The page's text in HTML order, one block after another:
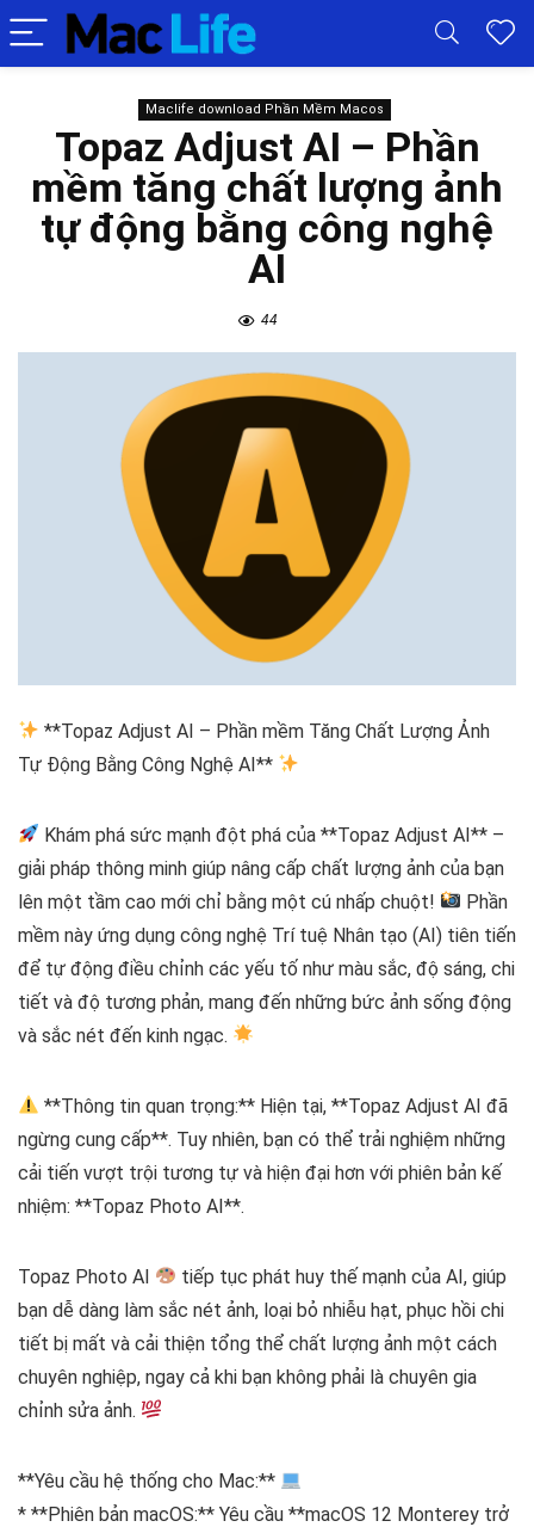
Maclife download Phần Mềm Macos
Topaz Adjust AI – Phần
mềm tăng chất lượng ảnh
tự động bằng công nghệ
AI
44
**Topaz Adjust AI – Phần mềm Tăng Chất Lượng Ảnh
Tự Động Bằng Công Nghệ AI**
Khám phá sức mạnh đột phá của **Topaz Adjust AI** –
giải pháp thông minh giúp nâng cấp chất lượng ảnh của bạn
lên một tầm cao mới chỉ bằng một cú nhấp chuột!
Phần
mềm này ứng dụng công nghệ Trí tuệ Nhân tạo (AI) tiên tiến
để tự động điều chỉnh các yếu tố như màu sắc, độ sáng, chi
tiết và độ tương phản, mang đến những bức ảnh sống động
và sắc nét đến kinh ngạc.
**Thông tin quan trọng:** Hiện tại, **Topaz Adjust AI đã
ngừng cung cấp**. Tuy nhiên, bạn có thể trải nghiệm những
cải tiến vượt trội tương tự và hiện đại hơn với phiên bản kế
nhiệm: **Topaz Photo AI**.
Topaz Photo AI
tiếp tục phát huy thế mạnh của AI, giúp
bạn dễ dàng làm sắc nét ảnh, loại bỏ nhiễu hạt, phục hồi chi
tiết bị mất và cải thiện tổng thể chất lượng ảnh một cách
chuyên nghiệp, ngay cả khi bạn không phải là chuyên gia
chỉnh sửa ảnh.
**Yêu cầu hệ thống cho Mac:**
* **Phiên bản macOS:** Yêu cầu **macOS 12 Monterey trở